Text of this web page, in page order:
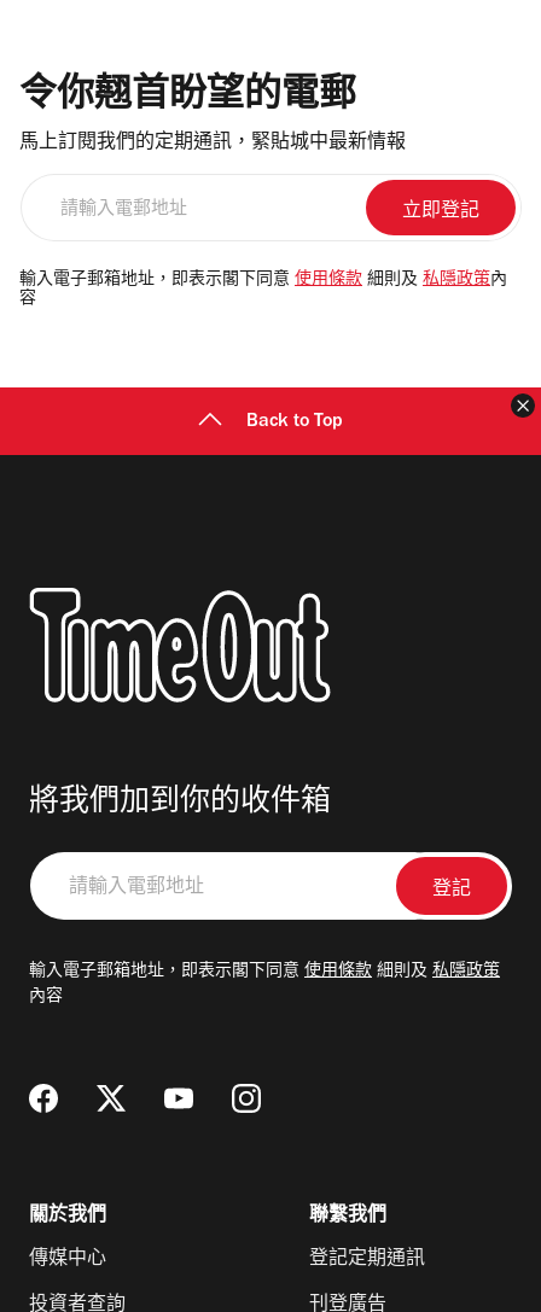
令你翹首盼望的電郵
馬上訂閱我們的定期通訊，緊貼城中最新情報
電
郵
輸入電子郵箱地址，即表示閣下同意 使用條款 細則及 私隱政策 內
容
Back to Top
將我們加到你的收件箱
請
輸
郵
輸入電子郵箱地址，即表示閣下同意 使用條款 細則及 私隱政策
內容
關於我們
傳媒中心
投資者查詢
聯繫我們
登記定期通訊
刊登廣告